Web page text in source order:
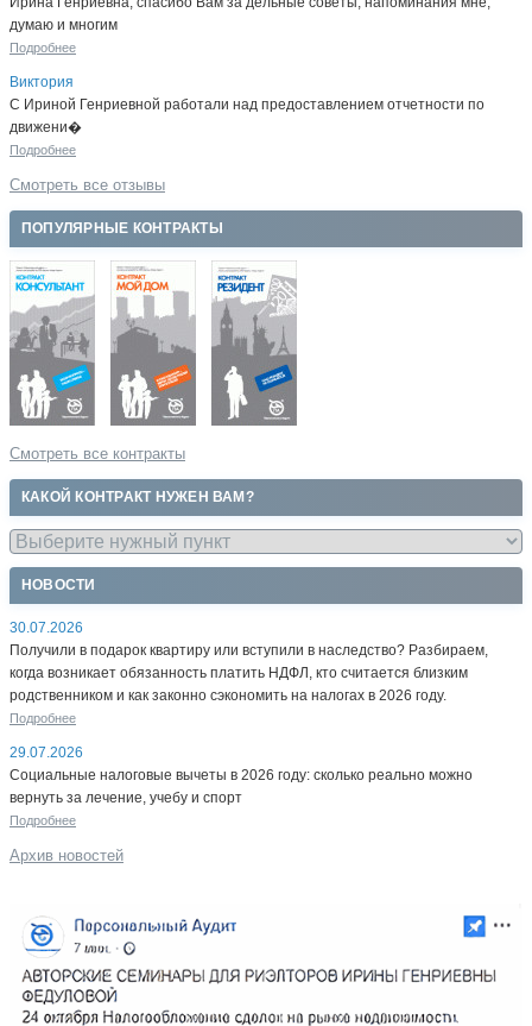
думаю и многим
Подробнее
Виктория
С Ириной Генриевной работали над предоставлением отчетности по
движени�
Подробнее
Смотреть все отзывы
ПОПУЛЯРНЫЕ КОНТРАКТЫ
Смотреть все контракты
КАКОЙ КОНТРАКТ НУЖЕН ВАМ?
НОВОСТИ
30.07.2026
Получили в подарок квартиру или вступили в наследство? Разбираем,
когда возникает обязанность платить НДФЛ, кто считается близким
родственником и как законно сэкономить на налогах в 2026 году.
Подробнее
29.07.2026
Социальные налоговые вычеты в 2026 году: сколько реально можно
вернуть за лечение, учебу и спорт
Подробнее
Архив новостей